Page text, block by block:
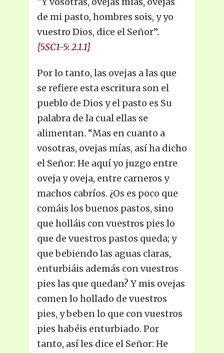
de mi pasto, hombres sois, y yo
vuestro Dios, dice el Señor”.
{5SC1-5: 2.1.1}
Por lo tanto, las ovejas a las que
se refiere esta escritura son el
pueblo de Dios y el pasto es Su
palabra de la cual ellas se
alimentan. “Mas en cuanto a
vosotras, ovejas mías, así ha dicho
el Señor: He aquí yo juzgo entre
oveja y oveja, entre carneros y
machos cabríos. ¿Os es poco que
comáis los buenos pastos, sino
que holláis con vuestros pies lo
que de vuestros pastos queda; y
que bebiendo las aguas claras,
enturbiáis además con vuestros
pies las que quedan? Y mis ovejas
comen lo hollado de vuestros
pies, y beben lo que con vuestros
pies habéis enturbiado. Por
tanto, así les dice el Señor: He